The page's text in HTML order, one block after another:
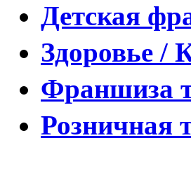
Детская
Здоровье /
Франшиза
Розничная